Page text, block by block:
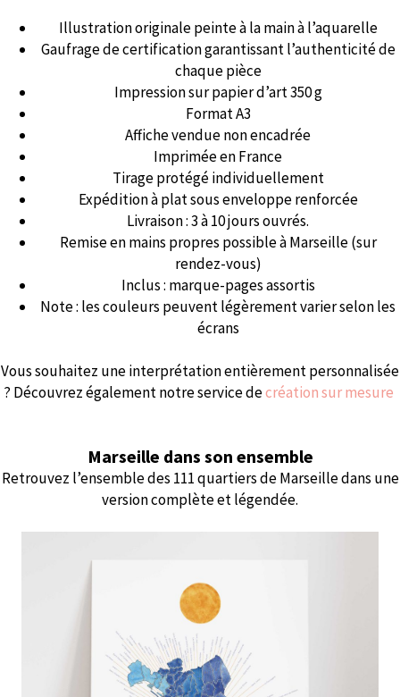
Illustration originale peinte à la main à l’aquarelle
Gaufrage de certification garantissant l’authenticité de
chaque pièce
Impression sur papier d’art 350 g
Format A3
Affiche vendue non encadrée
Imprimée en France
Tirage protégé individuellement
Expédition à plat sous enveloppe renforcée
Livraison : 3 à 10 jours ouvrés.
Remise en mains propres possible à Marseille (sur
rendez-vous)
Inclus : marque-pages assortis
Note : les couleurs peuvent légèrement varier selon les
écrans
Vous souhaitez une interprétation entièrement personnalisée
? Découvrez également notre service decréation sur mesure
Marseille dans son ensemble
Retrouvez l’ensemble des 111 quartiers de Marseille dans une
version complète et légendée.